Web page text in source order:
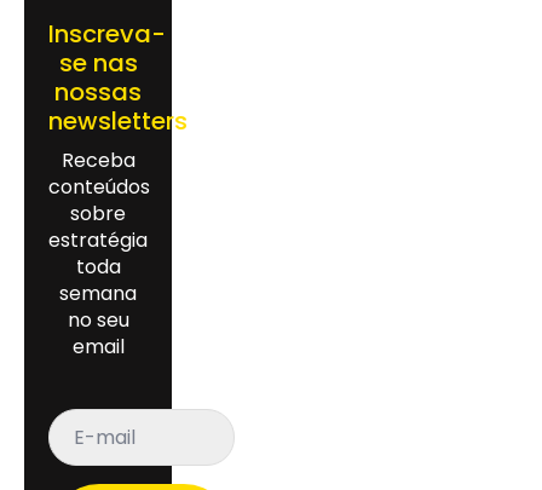
Inscreva-
se nas
nossas
newsletters
Receba
conteúdos
sobre
estratégia
toda
semana
no seu
email
E-
mail
*